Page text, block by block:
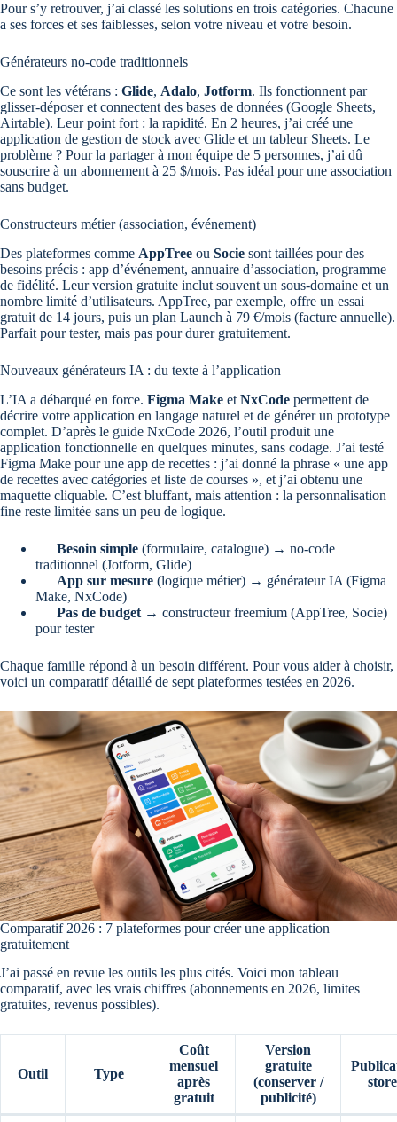
Pour s’y retrouver, j’ai classé les solutions en trois catégories. Chacune
a ses forces et ses faiblesses, selon votre niveau et votre besoin.
Générateurs no-code traditionnels
Ce sont les vétérans : Glide, Adalo, Jotform. Ils fonctionnent par
glisser-déposer et connectent des bases de données (Google Sheets,
Airtable). Leur point fort : la rapidité. En 2 heures, j’ai créé une
application de gestion de stock avec Glide et un tableur Sheets. Le
problème ? Pour la partager à mon équipe de 5 personnes, j’ai dû
souscrire à un abonnement à 25 $/mois. Pas idéal pour une association
sans budget.
Constructeurs métier (association, événement)
Des plateformes comme AppTree ou Socie sont taillées pour des
besoins précis : app d’événement, annuaire d’association, programme
de fidélité. Leur version gratuite inclut souvent un sous-domaine et un
nombre limité d’utilisateurs. AppTree, par exemple, offre un essai
gratuit de 14 jours, puis un plan Launch à 79 €/mois (facture annuelle).
Parfait pour tester, mais pas pour durer gratuitement.
Nouveaux générateurs IA : du texte à l’application
L’IA a débarqué en force. Figma Make et NxCode permettent de
décrire votre application en langage naturel et de générer un prototype
complet. D’après le guide NxCode 2026, l’outil produit une
application fonctionnelle en quelques minutes, sans codage. J’ai testé
Figma Make pour une app de recettes : j’ai donné la phrase « une app
de recettes avec catégories et liste de courses », et j’ai obtenu une
maquette cliquable. C’est bluffant, mais attention : la personnalisation
fine reste limitée sans un peu de logique.
Besoin simple (formulaire, catalogue) → no-code
traditionnel (Jotform, Glide)
App sur mesure (logique métier) → générateur IA (Figma
Make, NxCode)
Pas de budget → constructeur freemium (AppTree, Socie)
pour tester
Chaque famille répond à un besoin différent. Pour vous aider à choisir,
voici un comparatif détaillé de sept plateformes testées en 2026.
Comparatif 2026 : 7 plateformes pour créer une application
gratuitement
J’ai passé en revue les outils les plus cités. Voici mon tableau
comparatif, avec les vrais chiffres (abonnements en 2026, limites
gratuites, revenus possibles).
Outil Type
Coût
mensuel
après
gratuit
Version
gratuite
(conserver /
publicité)